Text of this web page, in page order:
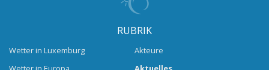
RUBRIK
Wetter in Luxemburg
Akteure